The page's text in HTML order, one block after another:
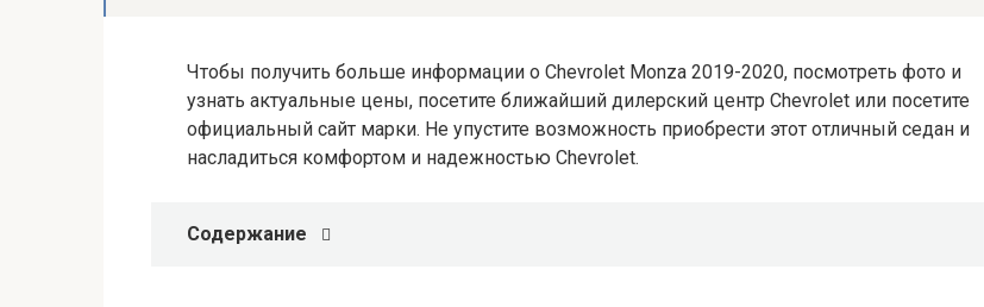
Чтобы получить больше информации о Chevrolet Monza 2019-2020, посмотреть фото и
узнать актуальные цены, посетите ближайший дилерский центр Chevrolet или посетите
официальный сайт марки. Не упустите возможность приобрести этот отличный седан и
насладиться комфортом и надежностью Chevrolet.
Содержание